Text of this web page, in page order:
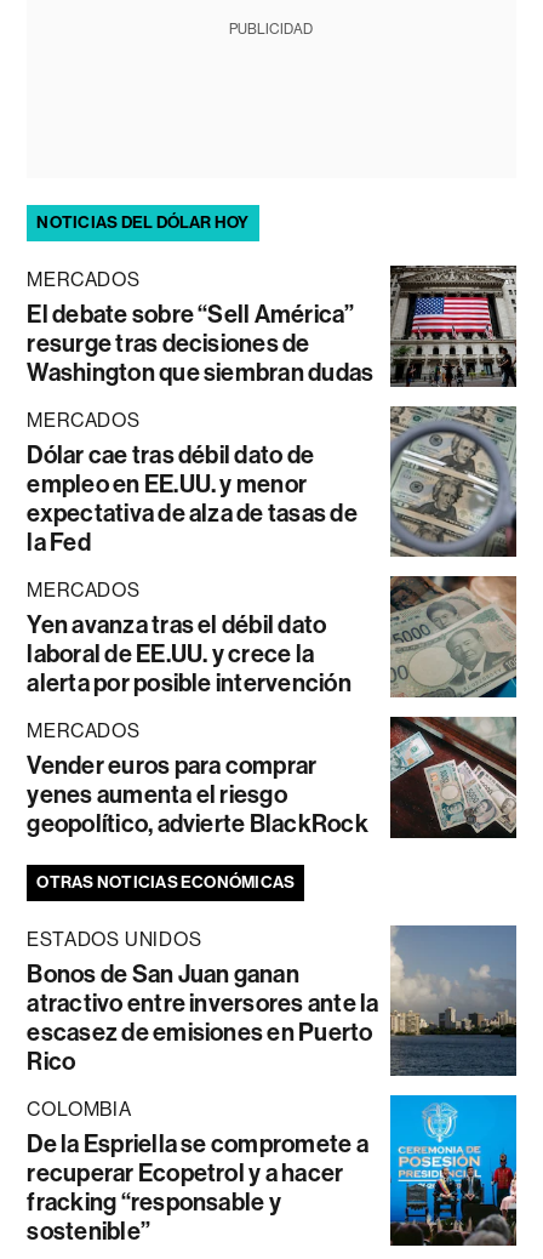
PUBLICIDAD
NOTICIAS DEL DÓLAR HOY
MERCADOS
El debate sobre “Sell América”
resurge tras decisiones de
Washington que siembran dudas
MERCADOS
Dólar cae tras débil dato de
empleo en EE.UU. y menor
expectativa de alza de tasas de
la Fed
MERCADOS
Yen avanza tras el débil dato
laboral de EE.UU. y crece la
alerta por posible intervención
MERCADOS
Vender euros para comprar
yenes aumenta el riesgo
geopolítico, advierte BlackRock
OTRAS NOTICIAS ECONÓMICAS
ESTADOS UNIDOS
Bonos de San Juan ganan
atractivo entre inversores ante la
escasez de emisiones en Puerto
Rico
COLOMBIA
De la Espriella se compromete a
recuperar Ecopetrol y a hacer
fracking “responsable y
sostenible”